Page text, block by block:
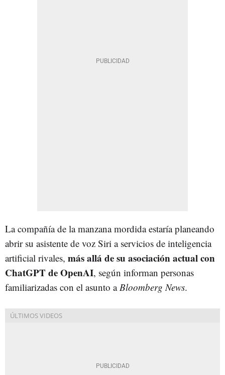
La compañía de la manzana mordida estaría planeando
abrir su asistente de voz Siri a servicios de inteligencia
artificial rivales, más allá de su asociación actual con
ChatGPT de OpenAI, según informan personas
familiarizadas con el asunto a Bloomberg News.